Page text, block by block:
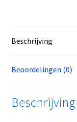
Beschrijving
Beoordelingen (0)
Beschrijving